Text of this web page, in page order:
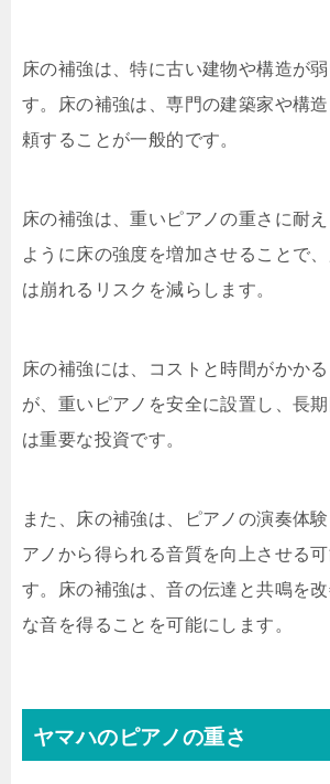
床の補強は、特に古い建物や構造が
す。床の補強は、専門の建築家や構
頼することが一般的です。
床の補強は、重いピアノの重さに耐
ように床の強度を増加させることで
は崩れるリスクを減らします。
床の補強には、コストと時間がかか
が、重いピアノを安全に設置し、長
は重要な投資です。
また、床の補強は、ピアノの演奏体
アノから得られる音質を向上させる
す。床の補強は、音の伝達と共鳴を
な音を得ることを可能にします。
ヤマハのピアノの重さ